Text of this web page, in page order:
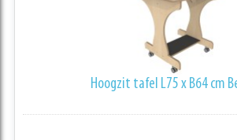
Hoogzit tafel L75 x B64 cm